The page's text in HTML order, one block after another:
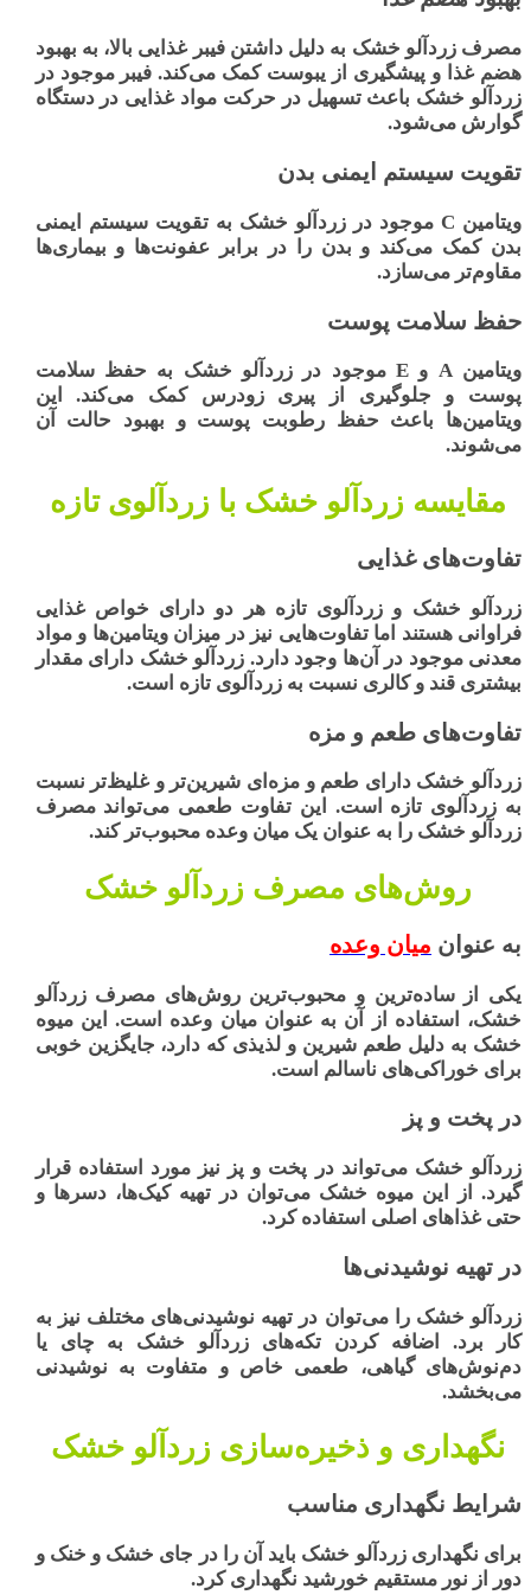
مصرف زردآلو خشک به دلیل داشتن فیبر غذایی بالا، به بهبود
هضم غذا و پیشگیری از یبوست کمک می‌کند. فیبر موجود در
زردآلو خشک باعث تسهیل در حرکت مواد غذایی در دستگاه
گوارش می‌شود.
تقویت سیستم ایمنی بدن
ویتامین C موجود در زردآلو خشک به تقویت سیستم ایمنی
بدن کمک می‌کند و بدن را در برابر عفونت‌ها و بیماری‌ها
مقاوم‌تر می‌سازد.
حفظ سلامت پوست
ویتامین A و E موجود در زردآلو خشک به حفظ سلامت
پوست و جلوگیری از پیری زودرس کمک می‌کند. این
ویتامین‌ها باعث حفظ رطوبت پوست و بهبود حالت آن
می‌شوند.
مقایسه زردآلو خشک با زردآلوی تازه
تفاوت‌های غذایی
زردآلو خشک و زردآلوی تازه هر دو دارای خواص غذایی
فراوانی هستند اما تفاوت‌هایی نیز در میزان ویتامین‌ها و مواد
معدنی موجود در آن‌ها وجود دارد. زردآلو خشک دارای مقدار
بیشتری قند و کالری نسبت به زردآلوی تازه است.
تفاوت‌های طعم و مزه
زردآلو خشک دارای طعم و مزه‌ای شیرین‌تر و غلیظ‌تر نسبت
به زردآلوی تازه است. این تفاوت طعمی می‌تواند مصرف
زردآلو خشک را به عنوان یک میان وعده محبوب‌تر کند.
روش‌های مصرف زردآلو خشک
به عنوان میان وعده
یکی از ساده‌ترین و محبوب‌ترین روش‌های مصرف زردآلو
خشک، استفاده از آن به عنوان میان وعده است. این میوه
خشک به دلیل طعم شیرین و لذیذی که دارد، جایگزین خوبی
برای خوراکی‌های ناسالم است.
در پخت و پز
زردآلو خشک می‌تواند در پخت و پز نیز مورد استفاده قرار
گیرد. از این میوه خشک می‌توان در تهیه کیک‌ها، دسرها و
حتی غذاهای اصلی استفاده کرد.
در تهیه نوشیدنی‌ها
زردآلو خشک را می‌توان در تهیه نوشیدنی‌های مختلف نیز به
کار برد. اضافه کردن تکه‌های زردآلو خشک به چای یا
دم‌نوش‌های گیاهی، طعمی خاص و متفاوت به نوشیدنی
می‌بخشد.
نگهداری و ذخیره‌سازی زردآلو خشک
شرایط نگهداری مناسب
برای نگهداری زردآلو خشک باید آن را در جای خشک و خنک و
دور از نور مستقیم خورشید نگهداری کرد.